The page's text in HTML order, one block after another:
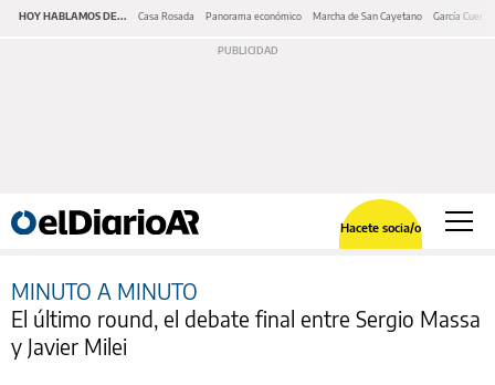
HOY HABLAMOS DE... Casa Rosada Panorama económico Marcha de San Cayetano García Cuerva
Hacete socia/o
MINUTO A MINUTO
El último round, el debate final entre Sergio Massa
y Javier Milei